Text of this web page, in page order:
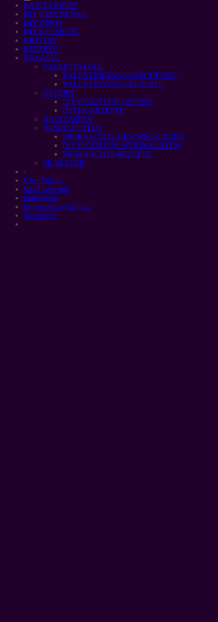
BASTELIDEEN
DIY GESCHENKE
DIY DEKO
DIY KOSMETIK
KIDS DIY
REZEPTE
ANLÄSSE
VALENTINSTAG
VALENTINSTAGS-GESCHENKE
VALENTINSTAGS-REZEPTE
OSTERN
DIY IDEEN FÜR OSTERN
OSTER-REZEPTE
HALLOWEEN
WEIHNACHTEN
WEIHNACHTS-GESCHENKIDEEN
DIY IDEEN FÜR WEIHNACHTEN
WEIHNACHTS-REZEPTE
SILVESTER
-
Über Filizity.
Work with me!
Impressum
Datenschutzerklärung
Newsletter